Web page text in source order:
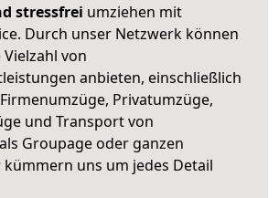
stressfrei umziehen mit
Durch unser Netzwerk können
von
anbieten, einschließlich
Privatumzüge,
und Transport von
Groupage oder ganzen
kümmern uns um jedes Detail